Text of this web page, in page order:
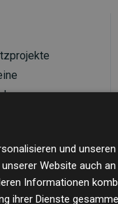
und
Website auch
Informationen
ihrer Dienste